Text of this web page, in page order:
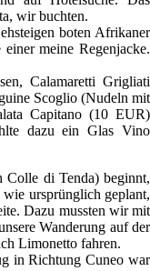
wir buchten.
boten Afrikaner
meine Regenjacke.
Calamaretti Grigliati
Scoglio (Nudeln mit
Capitano (10 EUR)
dazu ein Glas Vino
di Tenda) beginnt,
ursprünglich geplant,
Dazu mussten wir mit
Wanderung auf der
Limonetto fahren.
in Richtung Cuneo war